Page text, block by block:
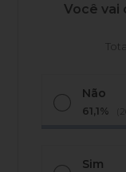
Você vai
Não
61,1%
Sim